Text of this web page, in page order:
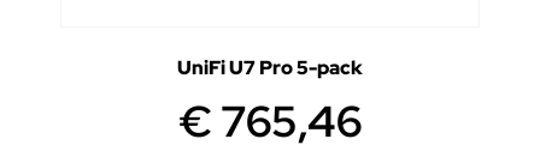
UniFi U7 Pro 5-pack
€765,46